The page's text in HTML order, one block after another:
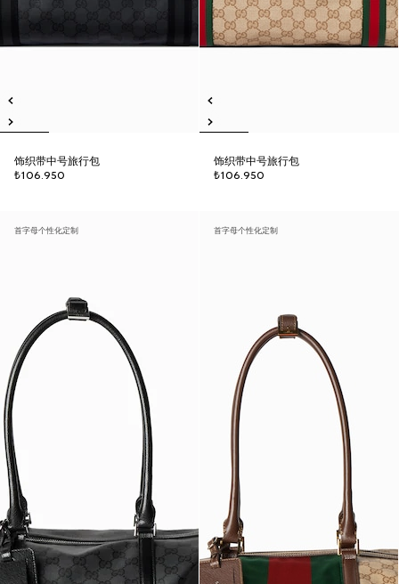
饰织带中号旅行包
₺106.950
饰织带中号旅行包
₺106.950
首字母个性化定制 首字母个性化定制